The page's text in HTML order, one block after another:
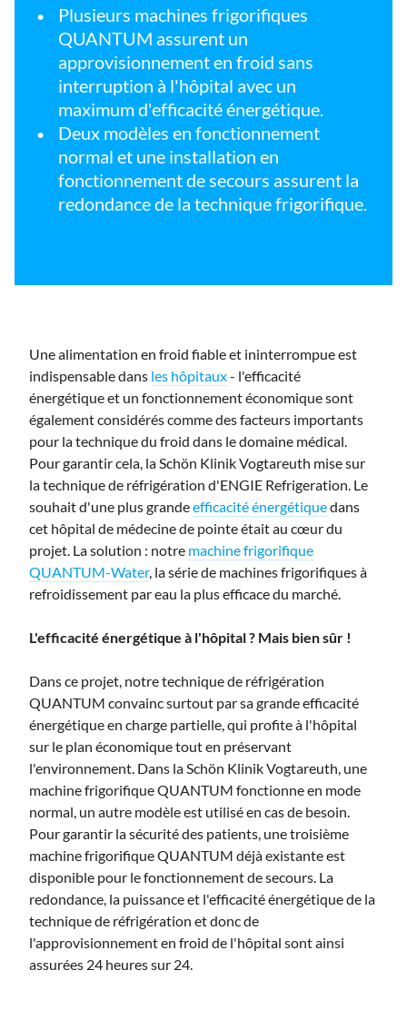
Plusieurs machines frigorifiques
QUANTUM assurent un
approvisionnement en froid sans
interruption à l'hôpital avec un
maximum d'efficacité énergétique.
Deux modèles en fonctionnement
normal et une installation en
fonctionnement de secours assurent la
redondance de la technique frigorifique.
Une alimentation en froid fiable et ininterrompue est
indispensable dans les hôpitaux- l'efficacité
énergétique et un fonctionnement économique sont
également considérés comme des facteurs importants
pour la technique du froid dans le domaine médical.
Pour garantir cela, la Schön Klinik Vogtareuth mise sur
la technique de réfrigération d'ENGIE Refrigeration. Le
souhait d'une plus grandeefficacité énergétiquedans
cet hôpital de médecine de pointe était au cœur du
projet. La solution : notre machine frigorifique
QUANTUM-Water, la série de machines frigorifiques à
refroidissement par eau la plus efficace du marché.
L'efficacité énergétique à l'hôpital ? Mais bien sûr !
Dans ce projet, notre technique de réfrigération
QUANTUM convainc surtout par sa grande efficacité
énergétique en charge partielle, qui profite à l'hôpital
sur le plan économique tout en préservant
l'environnement. Dans la Schön Klinik Vogtareuth, une
machine frigorifique QUANTUM fonctionne en mode
normal, un autre modèle est utilisé en cas de besoin.
Pour garantir la sécurité des patients, une troisième
machine frigorifique QUANTUM déjà existante est
disponible pour le fonctionnement de secours. La
redondance, la puissance et l'efficacité énergétique de la
technique de réfrigération et donc de
l'approvisionnement en froid de l'hôpital sont ainsi
assurées 24 heures sur 24.